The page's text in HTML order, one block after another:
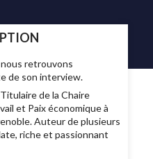
retrouvons
de son interview.
de la Chaire
et Paix économique à
Auteur de plusieurs
riche et passionnant